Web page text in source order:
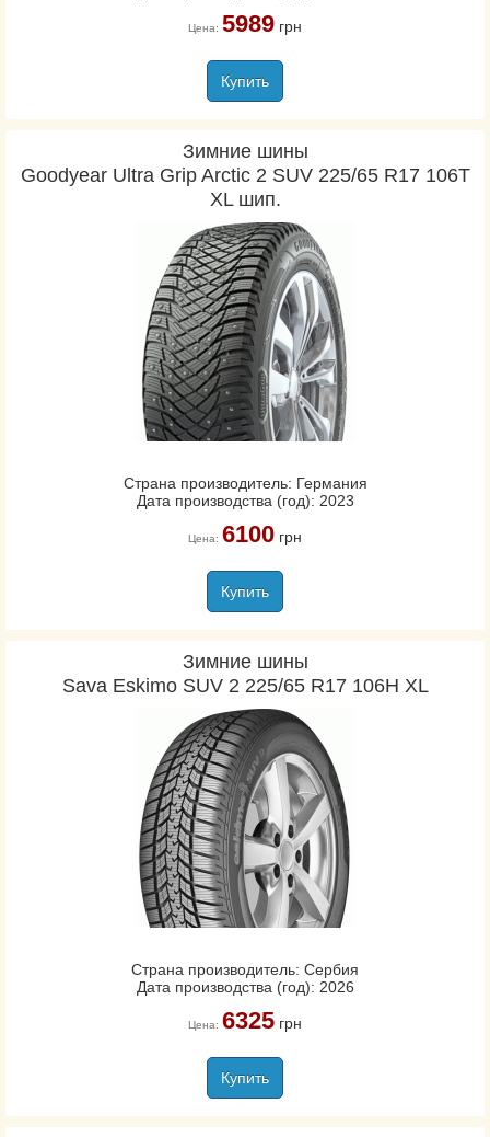
Цена: 5989грн
Купить
Зимние шины
Goodyear Ultra Grip Arctic 2 SUV 225/65 R17 106T
XL шип.
Страна производитель: Германия
Дата производства (год): 2023
Цена: 6100грн
Купить
Зимние шины
Sava Eskimo SUV 2 225/65 R17 106H XL
Страна производитель: Сербия
Дата производства (год): 2026
Цена: 6325грн
Купить